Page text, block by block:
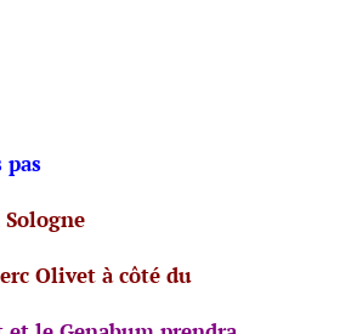
pas
Olivet à côté du